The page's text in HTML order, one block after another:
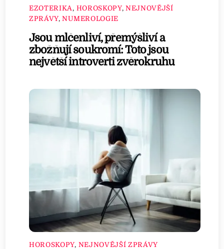
EZOTERIKA , HOROSKOPY, NEJNOVĚJŠÍ
ZPRÁVY,NUMEROLOGIE
Jsou mlčenliví, přemýšliví a
zbožňují soukromí: Toto jsou
největší introverti zvěrokruhu
HOROSKOPY, NEJNOVĚJŠÍ ZPRÁVY